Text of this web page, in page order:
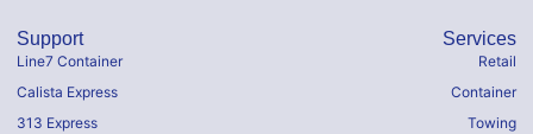
Support
Line7 Container
Calista Express
313 Express
Services
Retail
Container
Towing